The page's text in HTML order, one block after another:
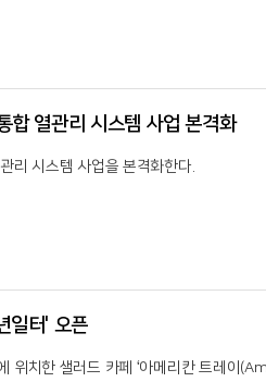
합 열관리 시스템 사업 본격화
리 시스템 사업을 본격화한다.
일터' 오픈
위치한 샐러드 카페 ‘아메리칸 트레이